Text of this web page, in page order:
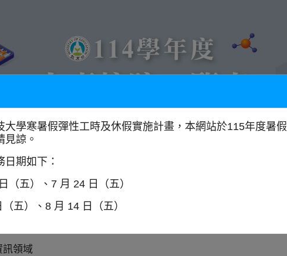
以學門找學校
位學程 師資
訊領域
大學寒暑假彈性工時及休假實施計畫，本網站於115年度暑
見諒。
期如下：
（五）、7 月 24 日（五）
五）、8 月 14 日（五）